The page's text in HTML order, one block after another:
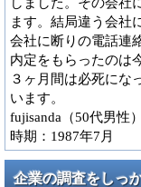
ます。結局違う会社
会社に断りの電話連
内定をもらったのは
３ヶ月間は必死にな
います。
fujisanda（50代男性）
時期：1987年7月
企業の調査をしっ